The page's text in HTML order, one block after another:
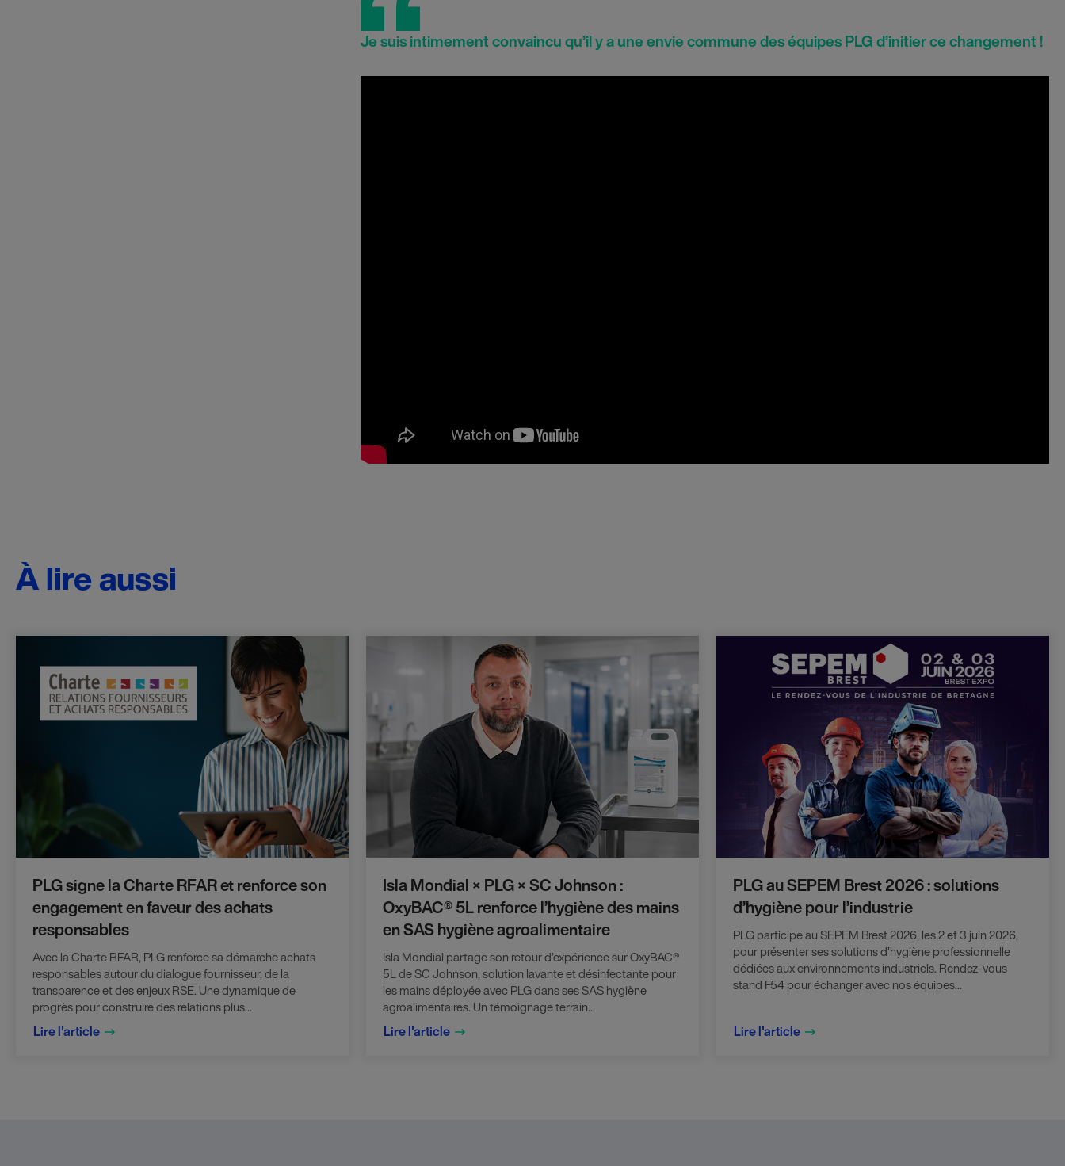
Je suis intimement convaincu qu’il y a une envie commune des équipes PLG d’initier ce changement !
À lire aussi
PLG signe la Charte RFAR et renforce son
engagement en faveur des achats
responsables
Avec la Charte RFAR, PLG renforce sa démarche achats
responsables autour du dialogue fournisseur, de la
transparence et des enjeux RSE. Une dynamique de
progrès pour construire des relations plus...
Lire l'article
Isla Mondial × PLG × SC Johnson :
OxyBAC® 5L renforce l’hygiène des mains
en SAS hygiène agroalimentaire
Isla Mondial partage son retour d’expérience sur OxyBAC®
5L de SC Johnson, solution lavante et désinfectante pour
les mains déployée avec PLG dans ses SAS hygiène
agroalimentaires. Un témoignage terrain...
Lire l'article
PLG au SEPEM Brest 2026 : solutions
d’hygiène pour l’industrie
PLG participe au SEPEM Brest 2026, les 2 et 3 juin 2026,
pour présenter ses solutions d’hygiène professionnelle
dédiées aux environnements industriels. Rendez-vous
stand F54 pour échanger avec nos équipes...
Lire l'article